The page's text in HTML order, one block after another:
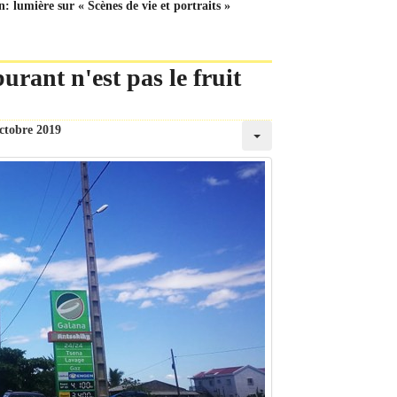
lumière sur « Scènes de vie et portraits »
n'est pas le fruit
2019